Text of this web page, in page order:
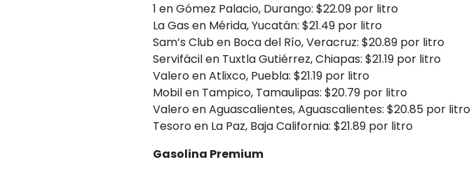
1 en Gómez Palacio, Durango: $22.09 por litro
La Gas en Mérida, Yucatán: $21.49 por litro
Sam’s Club en Boca del Río, Veracruz: $20.89 por litro
Servifácil en Tuxtla Gutiérrez, Chiapas: $21.19 por litro
Valero en Atlixco, Puebla: $21.19 por litro
Mobil en Tampico, Tamaulipas: $20.79 por litro
Valero en Aguascalientes, Aguascalientes: $20.85 por litro
Tesoro en La Paz, Baja California: $21.89 por litro
Gasolina Premium